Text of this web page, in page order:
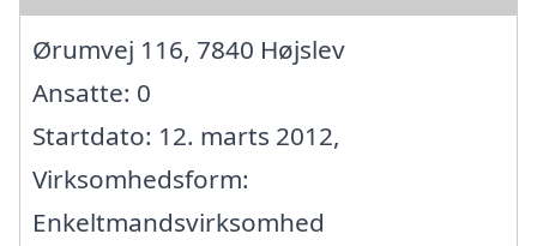
Ørumvej 116, 7840 Højslev
Ansatte: 0
Startdato: 12. marts 2012,
Virksomhedsform:
Enkeltmandsvirksomhed